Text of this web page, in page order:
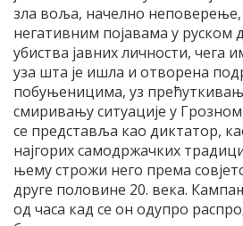
зла воља, начелно
негативним појавама у руском
убиства јавних личности, чега
уза шта је ишла и отворена
побуњеницима, уз
смиривању ситуације у
се представља као диктатор,
најгорих самодржачких
њему строжи него према
друге половине 20. века.
од часа кад се он одупро